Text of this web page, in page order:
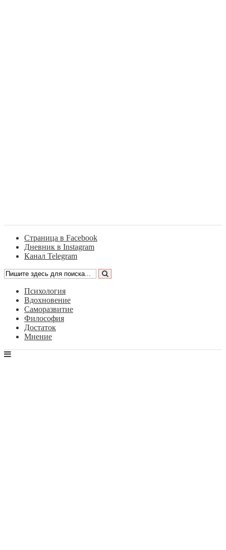
Страница в Facebook
Дневник в Instagram
Канал Telegram
Психология
Вдохновение
Саморазвитие
Философия
Достаток
Мнение